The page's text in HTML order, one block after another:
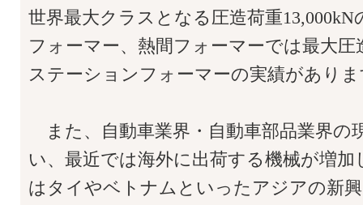
世界最大クラスとなる圧造荷重
フォーマー、熱間フォーマーでは最大圧
ステーションフォーマーの実績があり
また、自動車業界・自動車部品業界の
い、最近では海外に出荷する機械が増
はタイやベトナムといったアジアの新